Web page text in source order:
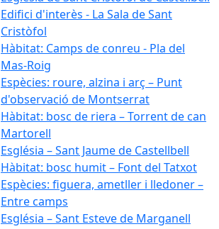
Edifici d'interès - La Sala de Sant
Cristòfol
Hàbitat: Camps de conreu - Pla del
Mas-Roig
Espècies: roure, alzina i arç – Punt
d'observació de Montserrat
Hàbitat: bosc de riera – Torrent de can
Martorell
Església – Sant Jaume de Castellbell
Hàbitat: bosc humit – Font del Tatxot
Espècies: figuera, ametller i lledoner –
Entre camps
Església – Sant Esteve de Marganell